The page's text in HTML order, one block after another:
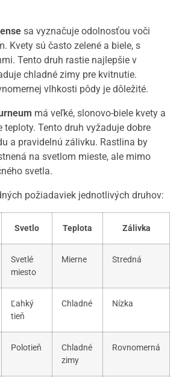
sa vyznačuje odolnosťou voči
Kvety sú často zelené a biele, s
Tento druh rastie najlepšie v
chladné zimy pre kvitnutie.
vlhkosti pôdy je dôležité.
má veľké, slonovo-biele kvety a
teploty. Tento druh vyžaduje dobre
a pravidelnú zálivku. Rastlina by
na svetlom mieste, ale mimo
svetla.
požiadaviek jednotlivých druhov:
Svetlo Teplota Zálivka
Svetlé
miesto
Mierne Stredná
Ľahký
tieň
Chladné Nízka
Polotieň
Chladné
zimy
Rovnomerná